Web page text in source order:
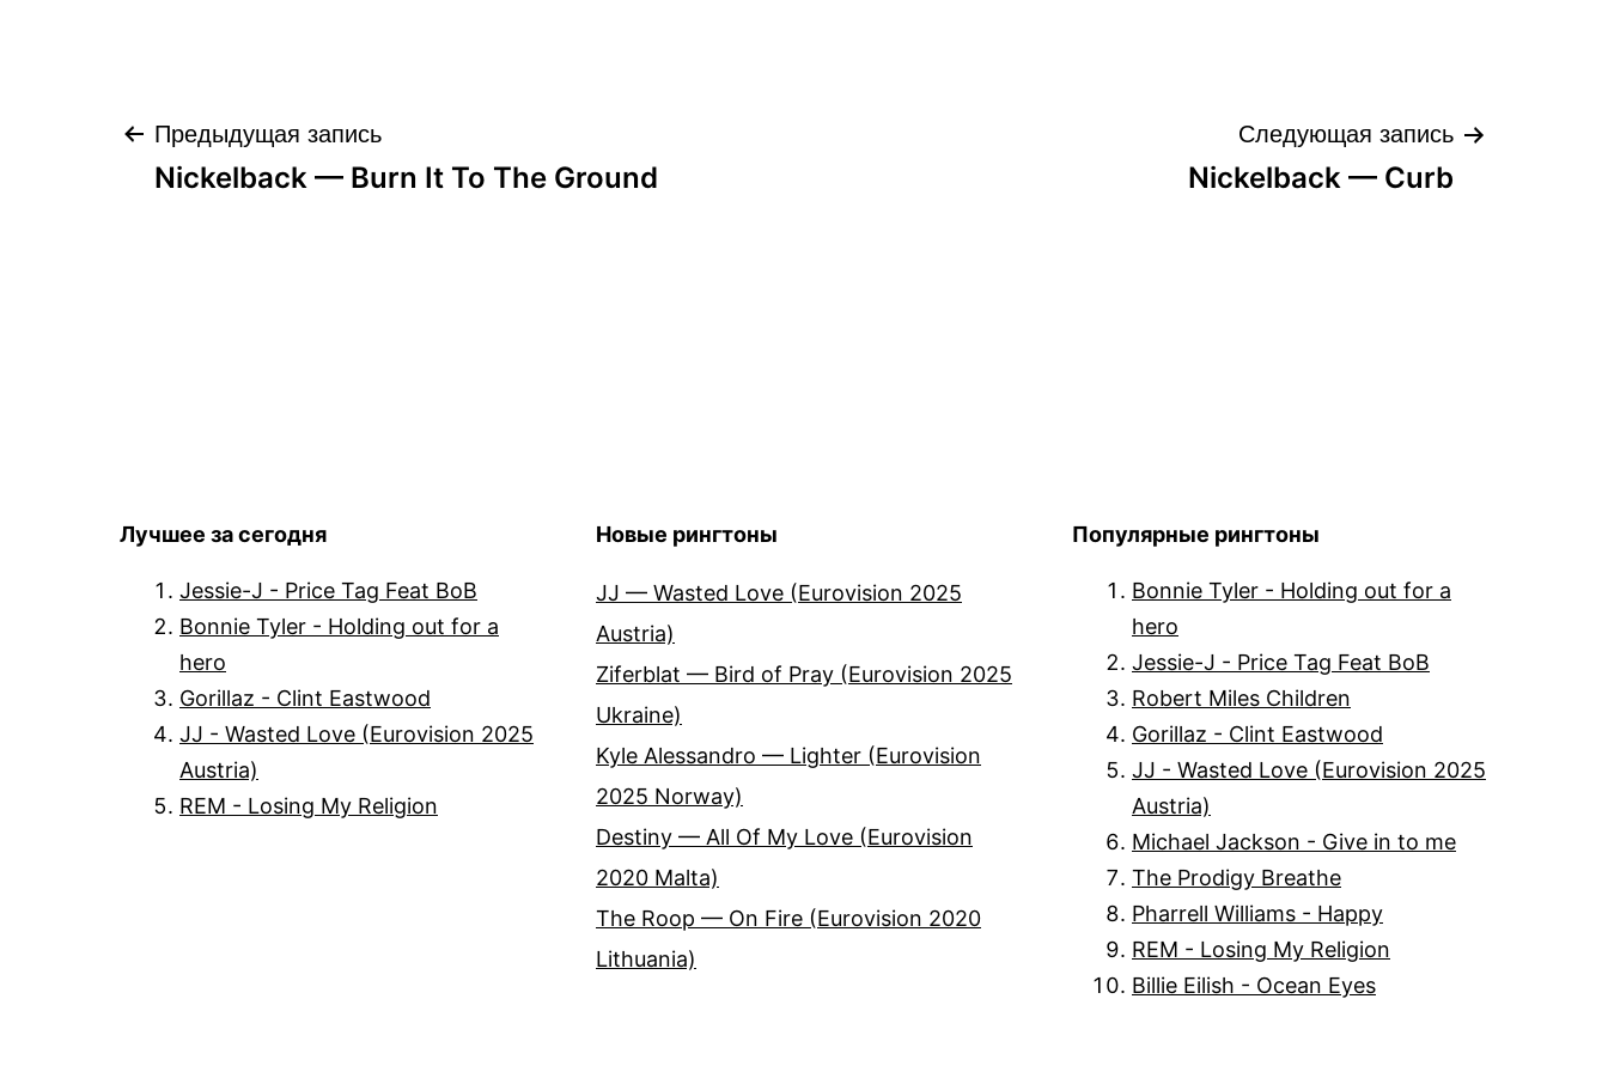
Навигация
Предыдущая запись
Nickelback — Burn It To The Ground
Следующая запись
Nickelback — Curb
Лучшее за сегодня
Jessie-J - Price Tag Feat BoB
Bonnie Tyler - Holding out for a
hero
Gorillaz - Clint Eastwood
JJ - Wasted Love (Eurovision 2025
Austria)
REM - Losing My Religion
Новые рингтоны
JJ — Wasted Love (Eurovision 2025
Austria)
Ziferblat — Bird of Pray (Eurovision 2025
Ukraine)
Kyle Alessandro — Lighter (Eurovision
2025 Norway)
Destiny — All Of My Love (Eurovision
2020 Malta)
The Roop — On Fire (Eurovision 2020
Lithuania)
Популярные рингтоны
Bonnie Tyler - Holding out for a
hero
Jessie-J - Price Tag Feat BoB
Robert Miles Children
Gorillaz - Clint Eastwood
JJ - Wasted Love (Eurovision 2025
Austria)
Michael Jackson - Give in to me
The Prodigy Breathe
Pharrell Williams - Happy
REM - Losing My Religion
Billie Eilish - Ocean Eyes